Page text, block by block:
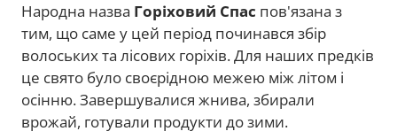
Народна назва Горіховий Спас пов'язана з
тим, що саме у цей період починався збір
волоських та лісових горіхів. Для наших предків
це свято було своєрідною межею між літом і
осінню. Завершувалися жнива, збирали
врожай, готували продукти до зими.